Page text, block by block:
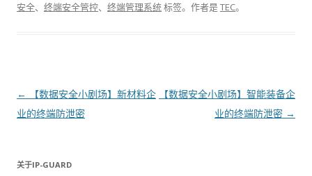
安全、 终端安全管控、 终端管理系统标签。 作者是TEC。
文章导航
←
【数据安全小剧场】新材料企
业的终端防泄密
【数据安全小剧场】智能装备企
业的终端防泄密 →
关于IP-GUARD